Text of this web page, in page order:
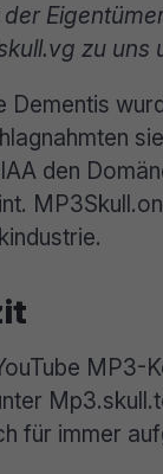
zu uns
Dementis
den
MP3-
für immer